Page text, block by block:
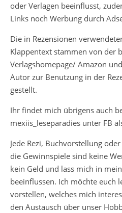
oder Verlagen beeinflusst,
Links noch Werbung durch
Die in Rezensionen
Klappentext stammen von der
Verlagshomepage/ Amazon
Autor zur Benutzung in der
gestellt.
Ihr findet mich übrigens auch
mexiis_leseparadies unter FB
Jede Rezi, Buchvorstellung
die Gewinnspiele sind keine
kein Geld und lass mich in
beeinflussen. Ich möchte euch
vorstellen, welches mich
den Austausch über unser